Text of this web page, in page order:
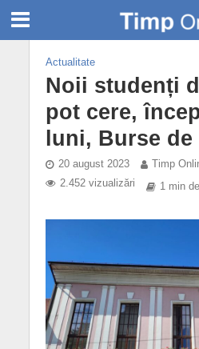
Actualitate
Noii studenți
pot cere,
luni, Burse
20 august 2023
Timp
2.452 vizualizări
1 min